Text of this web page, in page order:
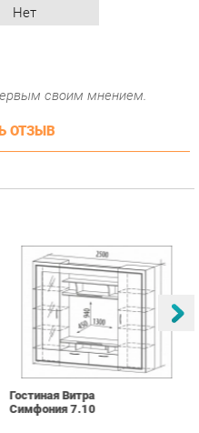
Купить
Гостиная Витра
Симфония 7.10
55 482 ₽
00-00
ГОРОДА